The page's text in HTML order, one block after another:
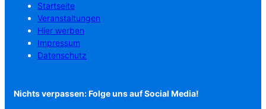
Startseite
Veranstaltungen
Hier werben
Impressum
Datenschutz
Nichts verpassen: Folge uns auf Social Media!